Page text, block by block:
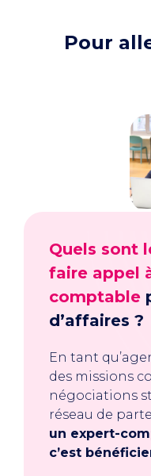
Pour
Quels sont
faire appel
comptable
d’affaires ?
En tant
des missions
négociations
réseau de
un expert-
c’est